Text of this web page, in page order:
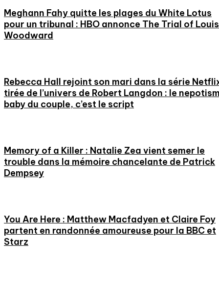
Meghann Fahy quitte les plages du White Lotus
pour un tribunal : HBO annonce The Trial of
Woodward
Rebecca Hall rejoint son mari dans la série
tirée de l’univers de Robert Langdon : le
baby du couple, c’est le script
Memory of a Killer : Natalie Zea vient semer le
trouble dans la mémoire chancelante de Patrick
Dempsey
You Are Here : Matthew Macfadyen et Claire Foy
partent en randonnée amoureuse pour la BBC et
Starz